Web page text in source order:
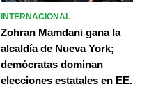
INTERNACIONAL
Zohran Mamdani gana la
alcaldía de Nueva York;
demócratas dominan
elecciones estatales en EE.